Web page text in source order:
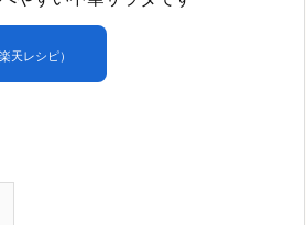
楽天レシピ）